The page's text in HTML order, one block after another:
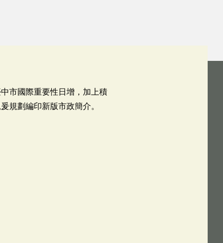
市國際重要性日增，加上積
規劃編印新版市政簡介。